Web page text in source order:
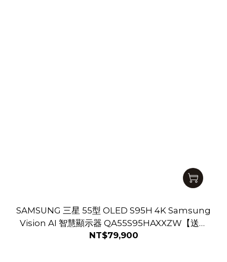
SAMSUNG 三星 55型 OLED S95H 4K Samsung
Vision AI 智慧顯示器 QA55S95HAXXZW【送基
本安裝】
NT$79,900